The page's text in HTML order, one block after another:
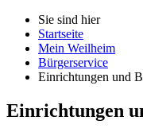
Sie sind hier
Startseite
Mein Weilheim
Bürgerservice
Einrichtungen und
Einrichtungen